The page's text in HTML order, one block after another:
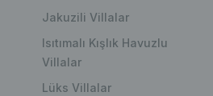
Jakuzili Villalar
Isıtımalı Kışlık Havuzlu
Villalar
Lüks Villalar